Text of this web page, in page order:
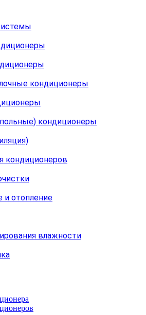
кондиционеры
кондиционеры
кондиционеров
и отопление
влажности